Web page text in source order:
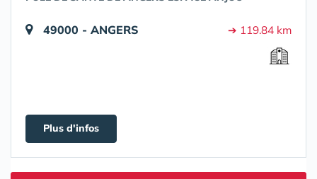
49000 - ANGERS ➔ 119.84 km
Plus d'infos